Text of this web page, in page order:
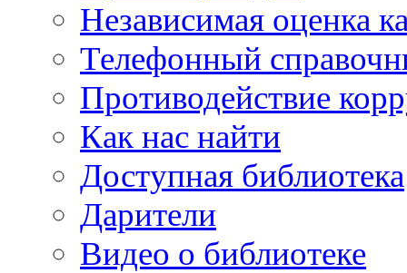
Независимая оценка
Телефонный
Противодействие
Как нас найти
Доступная библиотека
Дарители
Видео о библиотеке